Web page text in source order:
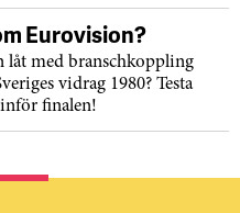
Eurovision?
låt med branschkoppling
vidrag 1980? Testa
finalen!